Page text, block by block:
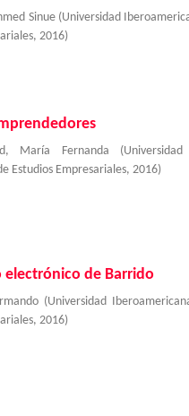
Sinue (Universidad
, 2016)
María Fernanda (
Estudios Empresariales, 2016)
electrónico de Barrido
(Universidad
, 2016)